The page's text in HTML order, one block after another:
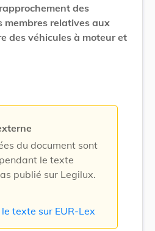
des
membres relatives aux
des véhicules à moteur et
du document sont
le texte
publié sur Legilux.
texte sur EUR-Lex